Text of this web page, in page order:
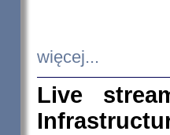
więcej...
Live